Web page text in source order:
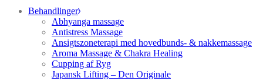
Behandlinger
Abhyanga massage
Antistress Massage
Ansigtszoneterapi med hovedbunds- & nakkemassage
Aroma Massage & Chakra Healing
Cupping af Ryg
Japansk Lifting – Den Originale